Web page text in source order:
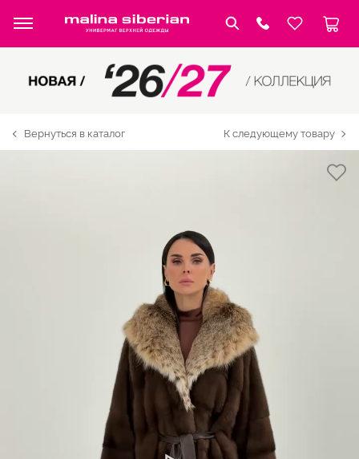
Вернуться в каталог К следующему товару